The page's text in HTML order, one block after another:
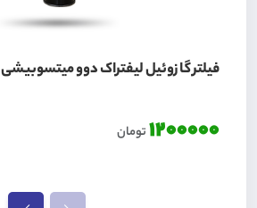
فیلتر گازوئیل لیفتراک دوو میتسوبیشی 3446200300
1200000تومان